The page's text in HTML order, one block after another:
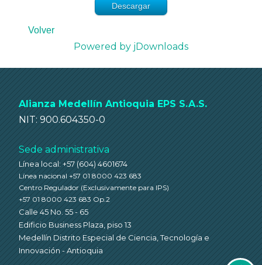
Descargar
Volver
Powered by jDownloads
Alianza Medellín Antioquia EPS S.A.S.
NIT: 900.604350-0
Sede administrativa
Línea local: +57 (604) 4601674
Línea nacional +57 01 8000 423 683
Centro Regulador (Exclusivamente para IPS)
+57 01 8000 423 683 Op.2
Calle 45 No. 55 - 65
Edificio Business Plaza, piso 13
Medellín Distrito Especial de Ciencia, Tecnología e
Innovación - Antioquia